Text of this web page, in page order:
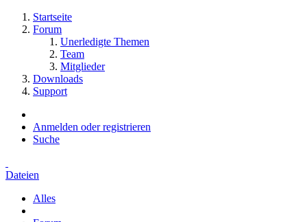
Startseite
Forum
Unerledigte Themen
Team
Mitglieder
Downloads
Support
Anmelden oder registrieren
Suche
Dateien
Alles